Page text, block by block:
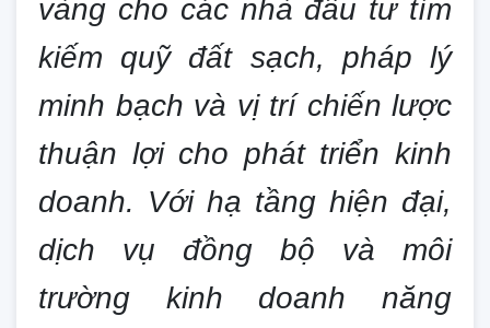
vàng cho các nhà đầu tư tìm
kiếm quỹ đất sạch, pháp lý
minh bạch và vị trí chiến lược
thuận lợi cho phát triển kinh
doanh. Với hạ tầng hiện đại,
dịch vụ đồng bộ và môi
trường kinh doanh năng